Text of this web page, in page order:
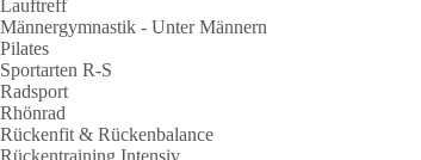
Lauftreff
Männergymnastik - Unter Männern
Pilates
Sportarten R-S
Radsport
Rhönrad
Rückenfit & Rückenbalance
Rückentraining Intensiv